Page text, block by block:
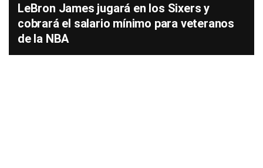
LeBron James jugará en los Sixers y
cobrará el salario mínimo para veteranos
de la NBA